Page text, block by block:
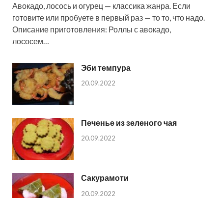
Авокадо, лосось и огурец — классика жанра. Если
готовите или пробуете в первый раз — то то, что надо.
Описание приготовления: Роллы с авокадо,
лососем…
Эби темпура
20.09.2022
Печенье из зеленого чая
20.09.2022
Сакурамоти
20.09.2022